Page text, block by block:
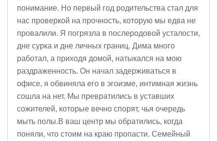
понимание. Но первый год родительства стал для
нас проверкой на прочность, которую мы едва не
провалили. Я погрязла в послеродовой усталости,
дне сурка и дне личных границ. Дима много
работал, а приходя домой, натыкался на мою
раздраженность. Он начал задерживаться в
офисе, я обвиняла его в эгоизме, интимная жизнь
сошла на нет. Мы превратились в уставших
сожителей, которые вечно спорят, чья очередь
мыть полы.В ваш центр мы обратились, когда
поняли, что стоим на краю пропасти. Семейный